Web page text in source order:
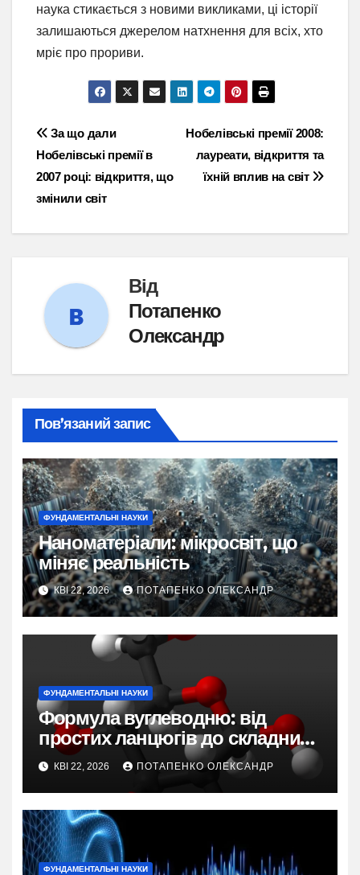
наука стикається з новими викликами, ці історії
залишаються джерелом натхнення для всіх, хто
мріє про прориви.
Навігація
записів
Нобелівські премії 2008:
лауреати, відкриття та
їхній вплив на світ
За що дали
Нобелівські премії в
2007 році: відкриття, що
змінили світ
Від
Потапенко
Олександр
Пов’язаний запис
ФУНДАМЕНТАЛЬНІ НАУКИ
Наноматеріали: мікросвіт, що
міняє реальність
КВІ 22, 2026 ПОТАПЕНКО ОЛЕКСАНДР
ФУНДАМЕНТАЛЬНІ НАУКИ
Формула вуглеводню: від
простих ланцюгів до складних
ароматів
КВІ 22, 2026 ПОТАПЕНКО ОЛЕКСАНДР
ФУНДАМЕНТАЛЬНІ НАУКИ